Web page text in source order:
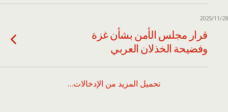
2025/11/28
قرار مجلس الأمن بشأن غزة
وفضيحة الخذلان العربي
تحميل المزيد من الإدخالات…